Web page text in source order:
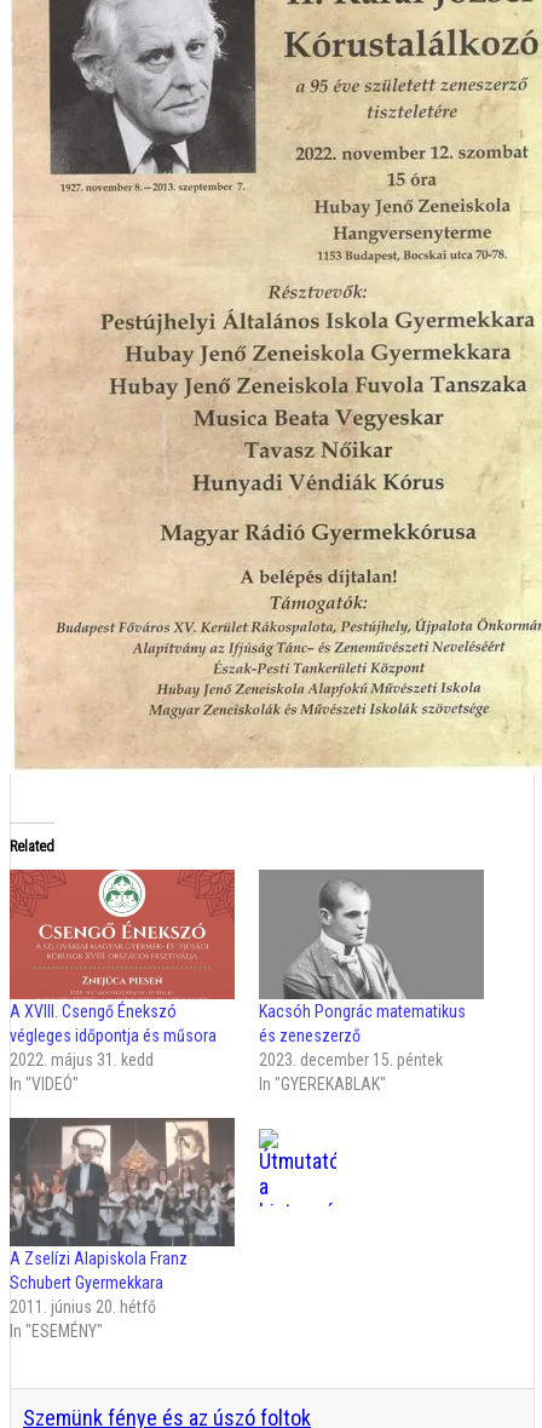
Related
A XVIII. Csengő Énekszó
végleges időpontja és műsora
2022. május 31. kedd
In "VIDEÓ"
Kacsóh Pongrác matematikus
és zeneszerző
2023. december 15. péntek
In "GYEREKABLAK"
A Zselízi Alapiskola Franz
Schubert Gyermekkara
2011. június 20. hétfő
In "ESEMÉNY"
Szemünk fénye és az úszó foltok